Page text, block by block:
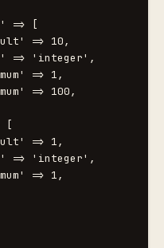
=> [
=> 10,
=> 'integer',
=> 1,
=> 100,
[
=> 1,
=> 'integer',
=> 1,